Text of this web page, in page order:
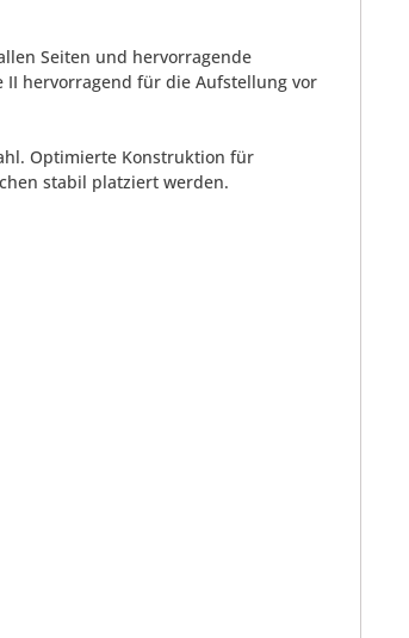
Seiten und hervorragende
II hervorragend für die Aufstellung vor
Optimierte Konstruktion für
stabil platziert werden.